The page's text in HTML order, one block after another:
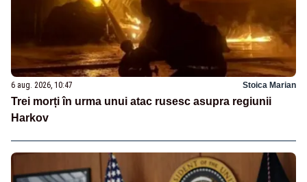
6 aug. 2026, 10:47 Stoica Marian
Trei morți în urma unui atac rusesc asupra regiunii
Harkov